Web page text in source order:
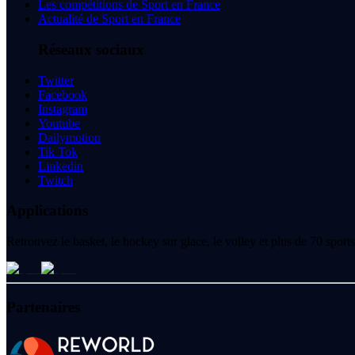
Les compétitions de Sport en France
Actualité de Sport en France
Réseaux sociaux
Twitter
Facebook
Instagram
Youtube
Dailymotion
Tik Tok
Linkedin
Twitch
Applications
Retrouvez le basket, le hockey sur glace, le volley et plus de 70
Partenaires